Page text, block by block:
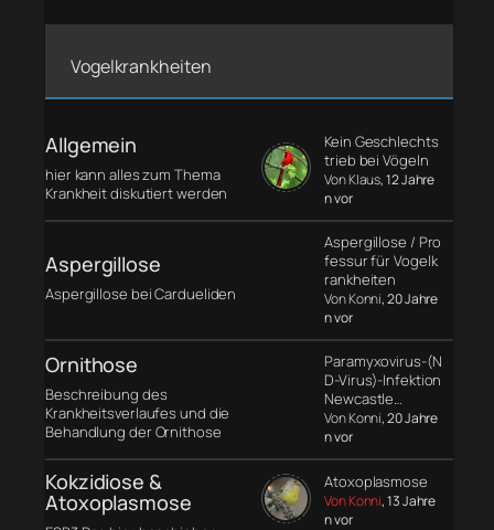
Vogelkrankheiten
Allgemein
hier kann alles zum Thema
Krankheit diskutiert werden
Kein Geschlechts
trieb bei Vögeln
Von Klaus, 12 Jahre
n vor
Aspergillose
Aspergillose bei Cardueliden
Aspergillose / Pro
fessur für Vogelk
rankheiten
Von Konni, 20 Jahre
n vor
Ornithose
Beschreibung des
Krankheitsverlaufes und die
Behandlung der Ornithose
Paramyxovirus-(N
D-Virus)-Infektion
Newcastle…
Von Konni, 20 Jahre
n vor
Kokzidiose &
Atoxoplasmose
Atoxoplasmose
Von Konni, 13 Jahre
n vor